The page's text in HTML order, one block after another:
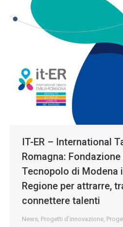
IT-ER – International
Romagna:
Tecnopolo di Modena
Regione per attrarre,
connettere talenti
News, Progetti d’innovazione,